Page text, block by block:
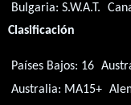
Bulgaria:S.W.A.T.
Clasificación
Países Bajos: 16
Australia: MA15+